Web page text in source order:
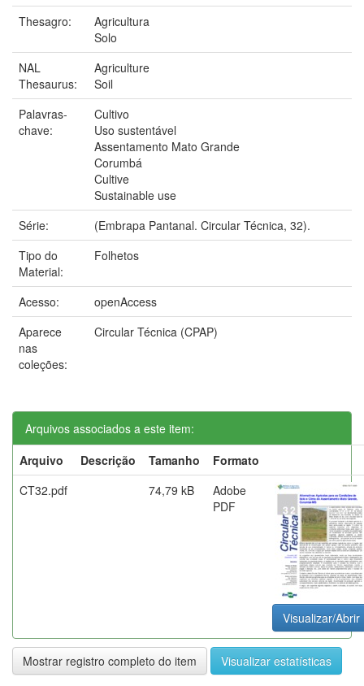
Thesagro:
Agricultura
Solo
NAL
Thesaurus:
Agriculture
Soil
Palavras-
chave:
Cultivo
Uso sustentável
Assentamento Mato Grande
Corumbá
Cultive
Sustainable use
Série:
(Embrapa Pantanal. Circular Técnica, 32).
Tipo do
Material:
Folhetos
Acesso:
openAccess
Aparece
nas
coleções:
Circular Técnica (CPAP)
Arquivos associados a este item:
Arquivo
Descrição Tamanho
Formato
CT32.pdf
74,79 kB
Adobe
PDF
Visualizar/Abrir
Mostrar registro completo do item Visualizar estatísticas